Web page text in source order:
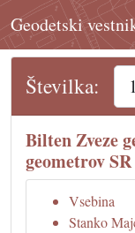
Geodetski
Številka:
Bilten Zveze
geometrov
Vsebina
Stanko